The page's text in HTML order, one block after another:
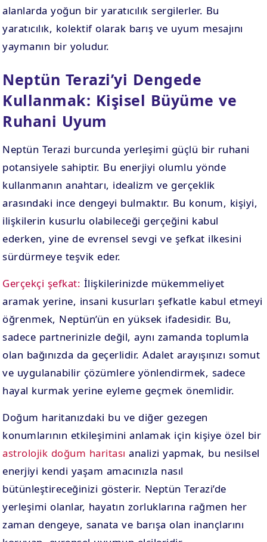
alanlarda yoğun bir yaratıcılık sergilerler. Bu
yaratıcılık, kolektif olarak barış ve uyum mesajını
yaymanın bir yoludur.
Neptün Terazi’yi Dengede
Kullanmak: Kişisel Büyüme ve
Ruhani Uyum
Neptün Terazi burcunda yerleşimi güçlü bir ruhani
potansiyele sahiptir. Bu enerjiyi olumlu yönde
kullanmanın anahtarı, idealizm ve gerçeklik
arasındaki ince dengeyi bulmaktır. Bu konum, kişiyi,
ilişkilerin kusurlu olabileceği gerçeğini kabul
ederken, yine de evrensel sevgi ve şefkat ilkesini
sürdürmeye teşvik eder.
Gerçekçi şefkat: İlişkilerinizde mükemmeliyet
aramak yerine, insani kusurları şefkatle kabul etmeyi
öğrenmek, Neptün’ün en yüksek ifadesidir. Bu,
sadece partnerinizle değil, aynı zamanda toplumla
olan bağınızda da geçerlidir. Adalet arayışınızı somut
ve uygulanabilir çözümlere yönlendirmek, sadece
hayal kurmak yerine eyleme geçmek önemlidir.
Doğum haritanızdaki bu ve diğer gezegen
konumlarının etkileşimini anlamak için kişiye özel bir
astrolojik doğum haritası analizi yapmak, bu nesilsel
enerjiyi kendi yaşam amacınızla nasıl
bütünleştireceğinizi gösterir. Neptün Terazi’de
yerleşimi olanlar, hayatın zorluklarına rağmen her
zaman dengeye, sanata ve barışa olan inançlarını